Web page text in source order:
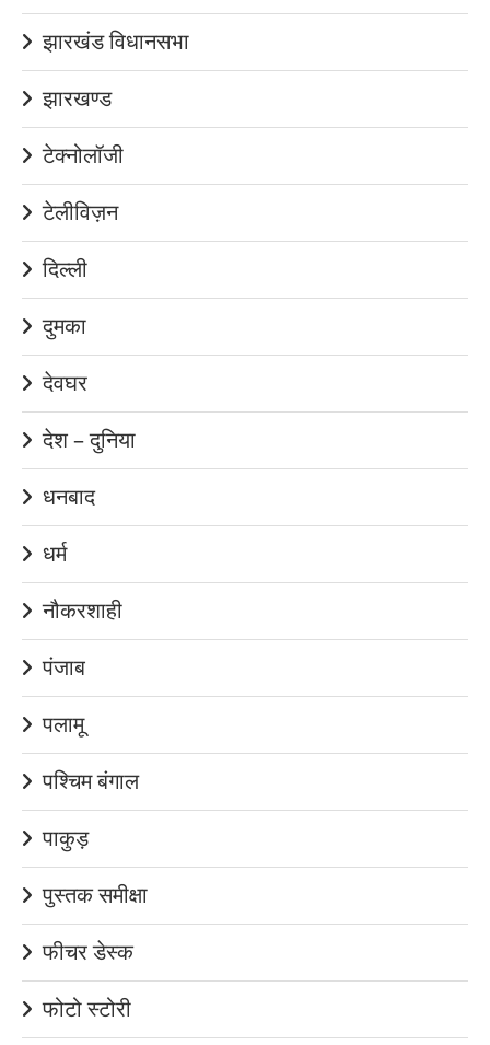
झारखंड विधानसभा
झारखण्ड
टेक्नोलॉजी
टेलीविज़न
दिल्ली
दुमका
देवघर
देश – दुनिया
धनबाद
धर्म
नौकरशाही
पंजाब
पलामू
पश्चिम बंगाल
पाकुड़
पुस्तक समीक्षा
फीचर डेस्क
फोटो स्टोरी